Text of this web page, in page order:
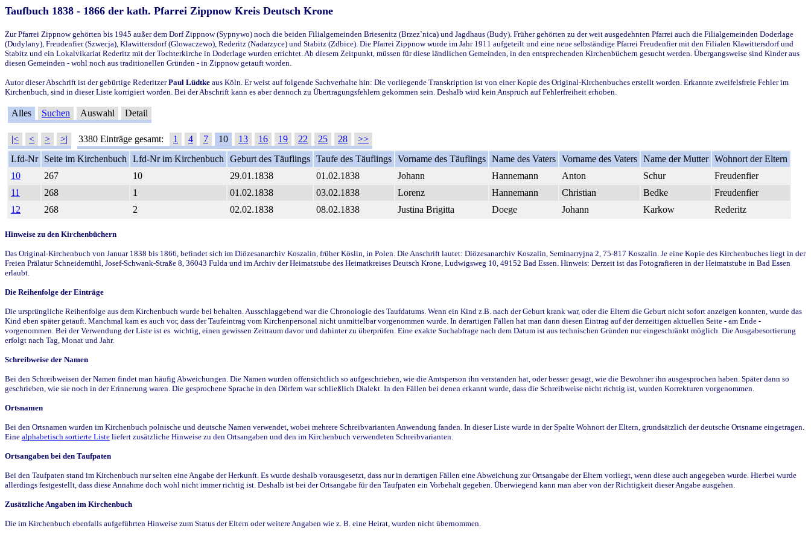
Taufbuch 1838 - 1866 der kath. Pfarrei Zippnow Kreis Deutsch Krone
Zur Pfarrei Zippnow gehörten bis 1945 außer dem Dorf Zippnow (Sypnywo) noch die beiden Filialgemeinden Briesenitz (Brzez`nica) und Jagdhaus (Budy). Früher gehörten zu der weit ausgedehnten Pfarrei auch die Filialgemeinden Doderlage
(Dudylany), Freudenfier (Szwecja), Klawittersdorf (Glowaczewo), Rederitz (Nadarzyce) und Stabitz (Zdbice). Die Pfarrei Zippnow wurde im Jahr 1911 aufgeteilt und eine neue selbständige Pfarrei Freudenfier mit den Filialen Klawittersdorf und
Stabitz und ein Lokalvikariat Rederitz mit der Tochterkirche in Doderlage wurden errichtet. Ab diesem Zeitpunkt, müssen für diese ländlichen Gemeinden, in den entsprechenden Kirchenbüchern gesucht werden. Übergangsweise sind Kinder aus
diesen Gemeinden - wohl noch aus traditionellen Gründen - in Zippnow getauft worden.
Autor dieser Abschrift ist der gebürtige RederitzerPaul Lüdtke aus Köln. Er weist auf folgende Sachverhalte hin: Die vorliegende Transkription ist von einer Kopie des Original-Kirchenbuches erstellt worden. Erkannte zweifelsfreie Fehler im
Kirchenbuch, sind in dieser Liste korrigiert worden. Bei der Abschrift kann es aber dennoch zu Übertragungsfehlern gekommen sein. Deshalb wird kein Anspruch auf Fehlerfreiheit erhoben.
Alles Suchen Auswahl Detail
|< < > >| 3380 Einträge gesamt: 1 4 7 10 13 16 19 22 25 28
>>
Lfd-Nr
Seite im Kirchenbuch Lfd-Nr im Kirchenbuch Geburt des Täuflings Taufe des Täuflings Vorname des Täuflings Name des Vaters Vorname des Vaters Name der Mutter Wohnort der Eltern
10
267 10 29.01.1838 01.02.1838 Johann Hannemann Anton Schur
Freudenfier
11
268 1 01.02.1838 03.02.1838 Lorenz Hannemann Christian Bedke
Freudenfier
12
268 2 02.02.1838 08.02.1838 Justina Brigitta Doege Johann Karkow Rederitz
Hinweise zu den Kirchenbüchern
Das Original-Kirchenbuch von Januar 1838 bis 1866, befindet sich im Diözesanarchiv Koszalin, früher Köslin, in Polen. Die Anschrift lautet: Diözesanarchiv Koszalin, Seminarryjna 2, 75-817 Koszalin. Je eine Kopie des Kirchenbuches liegt in der
Freien Prälatur Schneidemühl, Josef-Schwank-Straße 8, 36043 Fulda und im Archiv der Heimatstube des Heimatkreises Deutsch Krone, Ludwigsweg 10, 49152 Bad Essen. Hinweis: Derzeit ist das Fotografieren in der Heimatstube in Bad Essen
erlaubt.
Die Reihenfolge der Einträge
Die ursprüngliche Reihenfolge aus dem Kirchenbuch wurde bei behalten. Ausschlaggebend war die Chronologie des Taufdatums. Wenn ein Kind z.B. nach der Geburt krank war, oder die Eltern die Geburt nicht sofort anzeigen konnten, wurde das
Kind eben später getauft. Manchmal kam es auch vor, dass der Taufeintrag vom Kirchenpersonal nicht unmittelbar vorgenommen wurde. In derartigen Fällen hat man dann diesen Eintrag auf der derzeitigen aktuellen Seite - am Ende -
vorgenommen. Bei der Verwendung der Liste ist es wichtig, einen gewissen Zeitraum davor und dahinter zu überprüfen. Eine exakte Suchabfrage nach dem Datum ist aus technischen Gründen nur eingeschränkt möglich. Die Ausgabesortierung
erfolgt nach Tag, Monat und Jahr.
Schreibweise der Namen
Bei den Schreibweisen der Namen findet man häufig Abweichungen. Die Namen wurden offensichtlich so aufgeschrieben, wie die Amtsperson ihn verstanden hat, oder besser gesagt, wie die Bewohner ihn ausgesprochen haben. Später dann so
geschrieben, wie sie noch in der Erinnerung waren. Die gesprochene Sprache in den Dörfern war schließlich Dialekt. In den Fällen bei denen erkannt wurde, dass die Schreibweise nicht richtig ist, wurden Korrekturen vorgenommen.
Ortsnamen
Bei den Ortsnamen wurden im Kirchenbuch polnische und deutsche Namen verwendet, wobei mehrere Schreibvarianten Anwendung fanden. In dieser Liste wurde in der Spalte Wohnort der Eltern, grundsätzlich der deutsche Ortsname eingetragen.
Eine alphabetisch sortierte Liste liefert zusätzliche Hinweise zu den Ortsangaben und den im Kirchenbuch verwendeten Schreibvarianten.
Ortsangaben bei den Taufpaten
Bei den Taufpaten stand im Kirchenbuch nur selten eine Angabe der Herkunft. Es wurde deshalb vorausgesetzt, dass nur in derartigen Fällen eine Abweichung zur Ortsangabe der Eltern vorliegt, wenn diese auch angegeben wurde. Hierbei wurde
allerdings festgestellt, dass diese Annahme doch wohl nicht immer richtig ist. Deshalb ist bei der Ortsangabe für den Taufpaten ein Vorbehalt gegeben. Überwiegend kann man aber von der Richtigkeit dieser Angabe ausgehen.
Zusätzliche Angaben im Kirchenbuch
Die im Kirchenbuch ebenfalls aufgeführten Hinweise zum Status der Eltern oder weitere Angaben wie z. B. eine Heirat, wurden nicht übernommen.